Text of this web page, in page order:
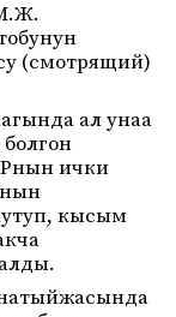
(смотрящий)
ал унаа
ички
кысым